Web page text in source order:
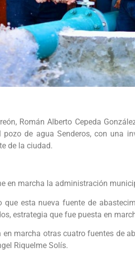
Román Alberto Cepeda
pozo de agua Senderos, con una
de la ciudad.
en marcha la administración
que esta nueva fuente de
estrategia que fue puesta en
marcha otras cuatro fuentes de
Riquelme Solís.